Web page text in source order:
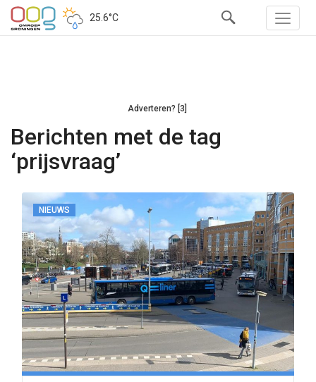
25.6°C
Adverteren? [3]
Berichten met de tag
‘prijsvraag’
NIEUWS